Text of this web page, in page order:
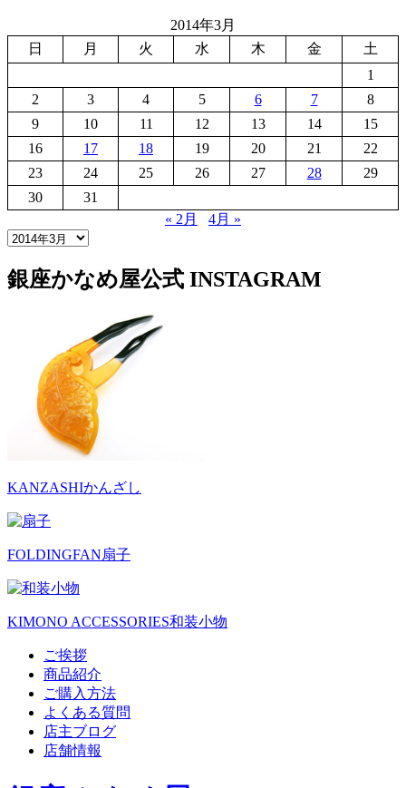
2014年3月
日
月 火 水 木 金
土
1
2
3 4 5 6 7
8
9
10 11 12 13 14
15
16
17 18 19 20 21
22
23
24 25 26 27 28
29
30
31
« 2月
4月 »
銀座かなめ屋公式 INSTAGRAM
KANZASHIかんざし
FOLDINGFAN扇子
KIMONO ACCESSORIES和装小物
ご挨拶
商品紹介
ご購入方法
よくある質問
店主ブログ
店舗情報